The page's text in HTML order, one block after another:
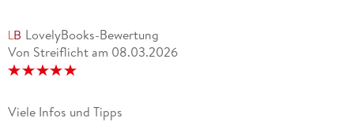
lebendig werden. Die praktische Größe und die handliche
Aufmachung machen den Reiseführer ideal zum Mitnehmen,
ergänzt durch die herausnehmbare Faltkarte und die App, die
Highlights und die Bucketlist sorgen dafür, dass kein Erlebnis
verpasst wird, von der Beobachtung von Walen bis hin zu
LovelyBooks-Bewertung
Von Streiflicht am 08.03.2026
Viele Infos und Tipps